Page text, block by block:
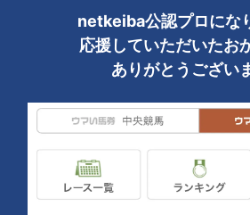
netkeiba公認プロにな
応援していただいたお
ありがとうござい